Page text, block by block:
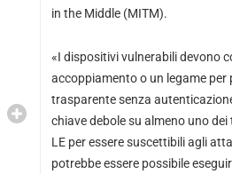
in the Middle (MITM).
«I dispositivi vulnerabili devono
accoppiamento o un legame per
trasparente senza
chiave debole su almeno uno
LE per essere suscettibili agli
potrebbe essere possibile